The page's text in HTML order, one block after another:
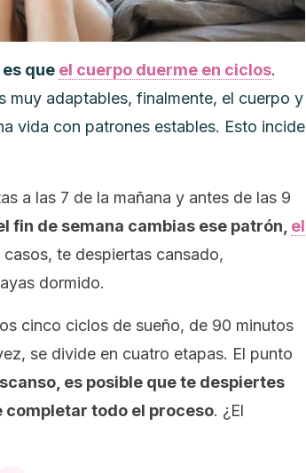
que el cuerpo duerme en ciclos.
muy adaptables, finalmente, el cuerpo y
vida con patrones estables. Esto incide
a las 7 de la mañana y antes de las 9
fin de semana cambias ese patrón, el
casos, te despiertas cansado,
dormido.
cinco ciclos de sueño, de 90 minutos
se divide en cuatro etapas. El punto
es posible que te despiertes
completar todo el proceso. ¿El